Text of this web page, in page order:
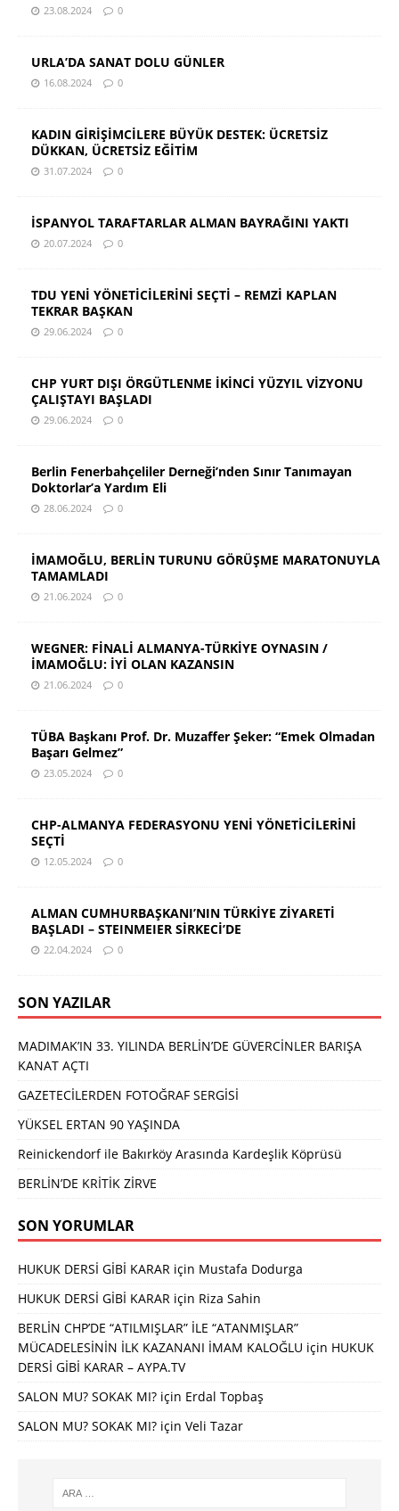
23.08.2024 0
URLA’DA SANAT DOLU GÜNLER
16.08.2024 0
KADIN GİRİŞİMCİLERE BÜYÜK DESTEK: ÜCRETSİZ
DÜKKAN, ÜCRETSİZ EĞİTİM
31.07.2024 0
İSPANYOL TARAFTARLAR ALMAN BAYRAĞINI YAKTI
20.07.2024 0
TDU YENİ YÖNETİCİLERİNİ SEÇTİ – REMZİ KAPLAN
TEKRAR BAŞKAN
29.06.2024 0
CHP YURT DIŞI ÖRGÜTLENME İKİNCİ YÜZYIL VİZYONU
ÇALIŞTAYI BAŞLADI
29.06.2024 0
Berlin Fenerbahçeliler Derneği’nden Sınır Tanımayan
Doktorlar’a Yardım Eli
28.06.2024 0
İMAMOĞLU, BERLİN TURUNU GÖRÜŞME MARATONUYLA
TAMAMLADI
21.06.2024 0
WEGNER: FİNALİ ALMANYA-TÜRKİYE OYNASIN /
İMAMOĞLU: İYİ OLAN KAZANSIN
21.06.2024 0
TÜBA Başkanı Prof. Dr. Muzaffer Şeker: “Emek Olmadan
Başarı Gelmez”
23.05.2024 0
CHP-ALMANYA FEDERASYONU YENİ YÖNETİCİLERİNİ
SEÇTİ
12.05.2024 0
ALMAN CUMHURBAŞKANI’NIN TÜRKİYE ZİYARETİ
BAŞLADI – STEINMEIER SİRKECİ’DE
22.04.2024 0
SON YAZILAR
MADIMAK’IN 33. YILINDA BERLİN’DE GÜVERCİNLER BARIŞA
KANAT AÇTI
GAZETECİLERDEN FOTOĞRAF SERGİSİ
YÜKSEL ERTAN 90 YAŞINDA
Reinickendorf ile Bakırköy Arasında Kardeşlik Köprüsü
BERLİN’DE KRİTİK ZİRVE
SON YORUMLAR
HUKUK DERSİ GİBİ KARAR için Mustafa Dodurga
HUKUK DERSİ GİBİ KARAR için Riza Sahin
BERLİN CHP’DE “ATILMIŞLAR” İLE “ATANMIŞLAR”
MÜCADELESİNİN İLK KAZANANI İMAM KALOĞLU için HUKUK
DERSİ GİBİ KARAR – AYPA.TV
SALON MU? SOKAK MI? için Erdal Topbaş
SALON MU? SOKAK MI? için Veli Tazar